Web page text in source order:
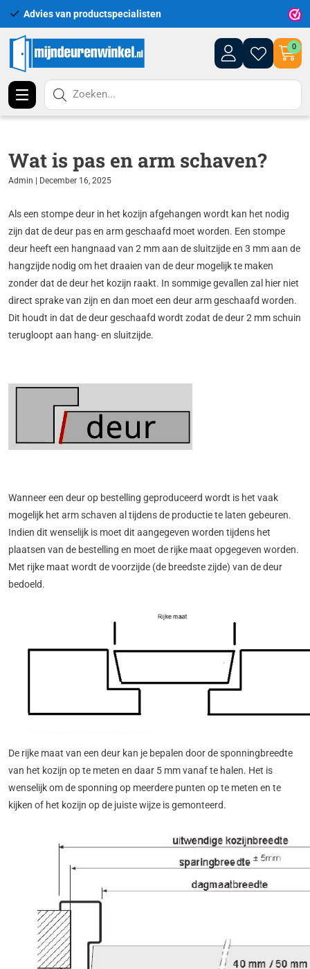
Advies van productspecialisten
0
Zoeken...
Wat is pas en arm schaven?
Admin | December 16, 2025
Als een stompe deur in het kozijn afgehangen wordt kan het nodig
zijn dat de deur pas en arm geschaafd moet worden. Een stompe
deur heeft een hangnaad van 2 mm aan de sluitzijde en 3 mm aan de
hangzijde nodig om het draaien van de deur mogelijk te maken
zonder dat de deur het kozijn raakt. In sommige gevallen zal hier niet
direct sprake van zijn en dan moet een deur arm geschaafd worden.
Dit houdt in dat de deur geschaafd wordt zodat de deur 2 mm schuin
terugloopt aan hang- en sluitzijde.
Wanneer een deur op bestelling geproduceerd wordt is het vaak
mogelijk het arm schaven al tijdens de productie te laten gebeuren.
Indien dit wenselijk is moet dit aangegeven worden tijdens het
plaatsen van de bestelling en moet de rijke maat opgegeven worden.
Met rijke maat wordt de voorzijde (de breedste zijde) van de deur
bedoeld.
De rijke maat van een deur kan je bepalen door de sponningbreedte
van het kozijn op te meten en daar 5 mm vanaf te halen. Het is
wenselijk om de sponning op meerdere punten op te meten en te
kijken of het kozijn op de juiste wijze is gemonteerd.